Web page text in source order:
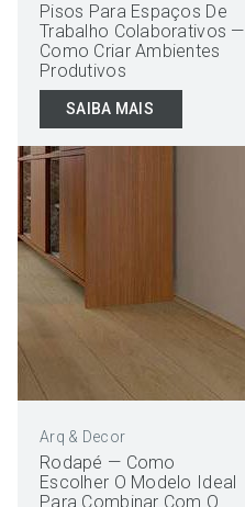
Pisos Para Espaços De
Trabalho Colaborativos —
Como Criar Ambientes
Produtivos
SAIBA MAIS
Arq & Decor
Rodapé — Como
Escolher O Modelo Ideal
Para Combinar Com O